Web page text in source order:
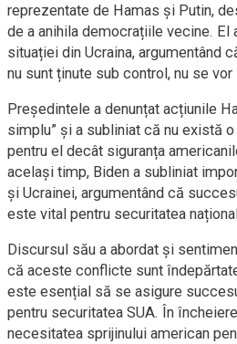
reprezentate de Hamas și Putin,
de a anihila democrațiile vecine. El
situației din Ucraina, argumentând
nu sunt ținute sub control, nu se vor
Președintele a denunțat acțiunile
simplu” și a subliniat că nu există
pentru el decât siguranța
același timp, Biden a subliniat
și Ucrainei, argumentând că
este vital pentru securitatea
Discursul său a abordat și
că aceste conflicte sunt
este esențial să se asigure
pentru securitatea SUA. În
necesitatea sprijinului american